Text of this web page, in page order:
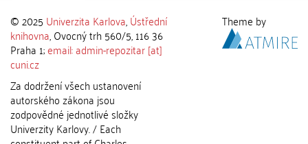
© 2025 Univerzita Karlova,Ústřední
knihovna, Ovocný trh 560/5, 116 36
Praha 1;email: admin-repozitar [at]
cuni.cz
Za dodržení všech ustanovení
autorského zákona jsou
zodpovědné jednotlivé složky
Univerzity Karlovy. / Each
Theme by